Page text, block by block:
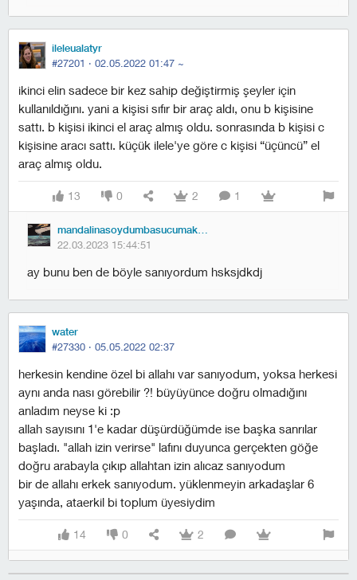
ileleualatyr
#27201 · 02.05.2022 01:47 ~
i̇kinci elin sadece bir kez sahip değiştirmiş şeyler için
kullanıldığını. yani a kişisi sıfır bir araç aldı, onu b kişisine
sattı. b kişisi ikinci el araç almış oldu. sonrasında b kişisi c
kişisine aracı sattı. küçük ilele'ye göre c kişisi “üçüncü” el
araç almış oldu.
13 0 2 1
22.03.2023 15:44:51
ay bunu ben de böyle sanıyordum hsksjdkdj
water
#27330 · 05.05.2022 02:37
herkesin kendine özel bi allahı var sanıyodum, yoksa herkesi
aynı anda nası görebilir ?! büyüyünce doğru olmadığını
anladım neyse ki :p
allah sayısını 1'e kadar düşürdüğümde ise başka sanrılar
başladı. "allah izin verirse" lafını duyunca gerçekten göğe
doğru arabayla çıkıp allahtan izin alıcaz sanıyodum
bir de allahı erkek sanıyodum. yüklenmeyin arkadaşlar 6
yaşında, ataerkil bi toplum üyesiydim
14 0 2